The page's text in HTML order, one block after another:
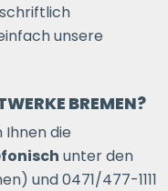
unsere
BREMEN?
Ihnen die
unter den
und 0471/477-1111